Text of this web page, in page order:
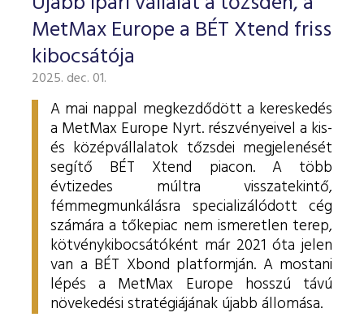
MetMax Europe a BÉT Xtend friss
kibocsátója
2025. dec. 01.
A mai nappal megkezdődött a kereskedés
a MetMax Europe Nyrt. részvényeivel a kis-
és középvállalatok tőzsdei megjelenését
segítő BÉT Xtend piacon. A több
évtizedes múltra visszatekintő,
fémmegmunkálásra specializálódott cég
számára a tőkepiac nem ismeretlen terep,
kötvénykibocsátóként már 2021 óta jelen
van a BÉT Xbond platformján. A mostani
lépés a MetMax Europe hosszú távú
növekedési stratégiájának újabb állomása.